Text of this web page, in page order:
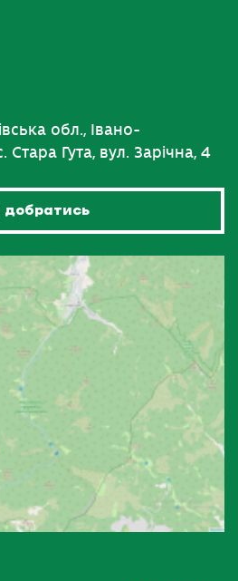
обл., Івано-
Гута, вул. Зарічна, 4
добратись